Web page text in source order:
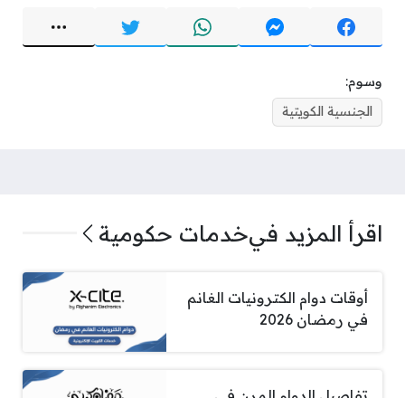
وسوم:
الجنسية الكويتية
اقرأ المزيد فيخدمات حكومية
أوقات دوام الكترونيات الغانم
في رمضان 2026